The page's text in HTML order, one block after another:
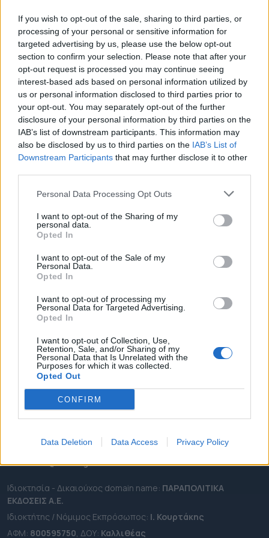
If you wish to opt-out of the sale, sharing to third parties, or
processing of your personal or sensitive information for
targeted advertising by us, please use the below opt-out
section to confirm your selection. Please note that after your
opt-out request is processed you may continue seeing
interest-based ads based on personal information utilized by
us or personal information disclosed to third parties prior to
your opt-out. You may separately opt-out of the further
disclosure of your personal information by third parties on the
IAB’s list of downstream participants. This information may
also be disclosed by us to third parties on the IAB’s List of
Downstream Participants that may further disclose it to other
Personal Data Processing Opt Outs
I want to opt-out of the Sharing of my
personal data.
Opted In
I want to opt-out of the Sale of my
Personal Data.
Opted In
I want to opt-out of processing my
Personal Data for Targeted Advertising.
Opted In
I want to opt-out of Collection, Use,
Retention, Sale, and/or Sharing of my
Personal Data that Is Unrelated with the
Purposes for which it was collected.
Opted Out
CONFIRM
Data Deletion Data Access Privacy Policy
Επίθεση κατά πάντων, στοχεύοντας τόσο τον
Υπουργό Εσωτερικών, όσο και τις
αντιπολιτευόμενες παρατάξεις που του ασκούν
έντονη κριτική, εξαπέλυσε ο δήμαρχος Βοΐου
αναφερόμενος στην κατάταξη του δημου στον
πίνακα του Κόμβου Παρακολούθησης Επιδόσεων
Τοπικής Αυτοδιοίκησης του ΥΠΕΣ. Χαρακτηρίζοντας
ως «μη σοβαρές» τις διαδικασίες και
«απαράδεκτα» τα στοιχεία, ο Χρήστος Ζεύκλης,
απάντησε με αιχμές στην ερώτηση […]
05.05.2026 - 13.23
ΕΠΙΚΑΙΡΟΤΗΤΑ
ΠΕΡΙΦΕΡΕΙΕΣ
OTA LEAKS
ΑΠΟΨΕΙΣ
ΠΡΟΣΛΗΨΕΙΣ
e-ota.gr | Ταυτότητα
Ταχ. Διεύθυνση:Λεωφόρος Ανδρέα Συγγρού 188, 17671,
2111091100
Εmail:info@e-ota.gr
Ιδιοκτησία - Δικαιούχος domain name: ΠΑΡΑΠΟΛΙΤΙΚΑ
ΕΚΔΟΣΕΙΣ A.E.
Ιδιοκτήτης / Νόμιμος Εκπρόσωπος: Ι. Κουρτάκης
ΑΦΜ: 800595750 , ΔΟΥ: Καλλιθέας